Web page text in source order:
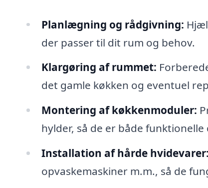
Planlægning og rådgivning:
der passer til dit rum og behov.
Klargøring af rummet:
det gamle køkken og eventuel
Montering af køkkenmoduler:
hylder, så de er både funktionelle
Installation af hårde hvidevarer:
opvaskemaskiner m.m., så de